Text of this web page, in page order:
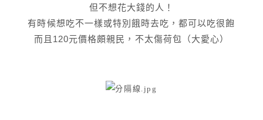
但不想花大錢的人！
有時候想吃不一樣或特別餓時去吃，都可以吃很飽
而且120元價格頗親民，不太傷荷包（大愛心）